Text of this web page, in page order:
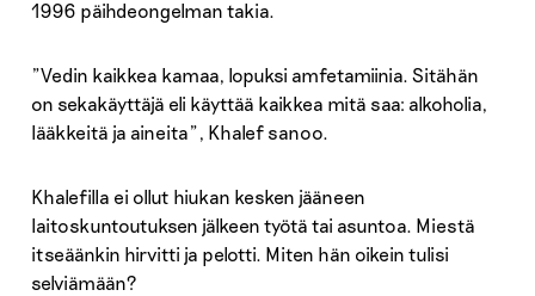
1996 päihdeongelman takia.
”Vedin kaikkea kamaa, lopuksi amfetamiinia. Sitähän
on sekakäyttäjä eli käyttää kaikkea mitä saa: alkoholia,
lääkkeitä ja aineita”, Khalef sanoo.
Khalefilla ei ollut hiukan kesken jääneen
laitoskuntoutuksen jälkeen työtä tai asuntoa. Miestä
itseäänkin hirvitti ja pelotti. Miten hän oikein tulisi
selviämään?